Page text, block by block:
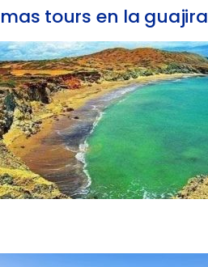
mas tours en la guajira